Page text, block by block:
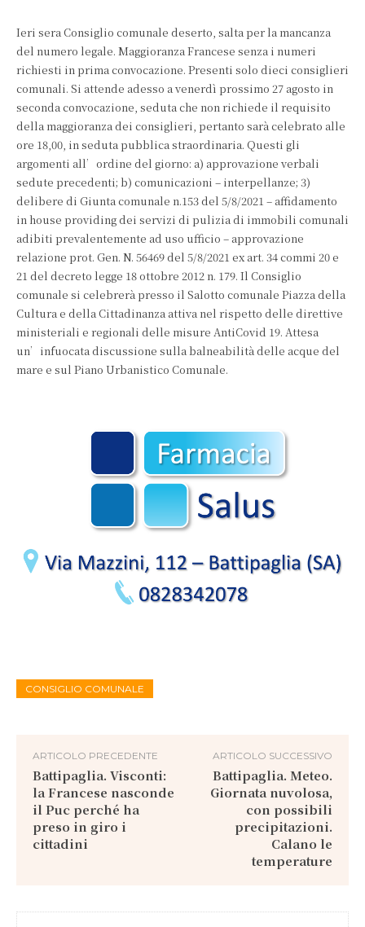
Ieri sera Consiglio comunale deserto, salta per la mancanza
del numero legale. Maggioranza Francese senza i numeri
richiesti in prima convocazione. Presenti solo dieci consiglieri
comunali. Si attende adesso a venerdì prossimo 27 agosto in
seconda convocazione, seduta che non richiede il requisito
della maggioranza dei consiglieri, pertanto sarà celebrato alle
ore 18,00, in seduta pubblica straordinaria. Questi gli
argomenti all’ordine del giorno: a) approvazione verbali
sedute precedenti; b) comunicazioni – interpellanze; 3)
delibere di Giunta comunale n.153 del 5/8/2021 – affidamento
in house providing dei servizi di pulizia di immobili comunali
adibiti prevalentemente ad uso ufficio – approvazione
relazione prot. Gen. N. 56469 del 5/8/2021 ex art. 34 commi 20 e
21 del decreto legge 18 ottobre 2012 n. 179. Il Consiglio
comunale si celebrerà presso il Salotto comunale Piazza della
Cultura e della Cittadinanza attiva nel rispetto delle direttive
ministeriali e regionali delle misure AntiCovid 19. Attesa
un’infuocata discussione sulla balneabilità delle acque del
mare e sul Piano Urbanistico Comunale.
CONSIGLIO COMUNALE
ARTICOLO PRECEDENTE
Battipaglia. Visconti:
la Francese nasconde
il Puc perché ha
preso in giro i
cittadini
ARTICOLO SUCCESSIVO
Battipaglia. Meteo.
Giornata nuvolosa,
con possibili
precipitazioni.
Calano le
temperature